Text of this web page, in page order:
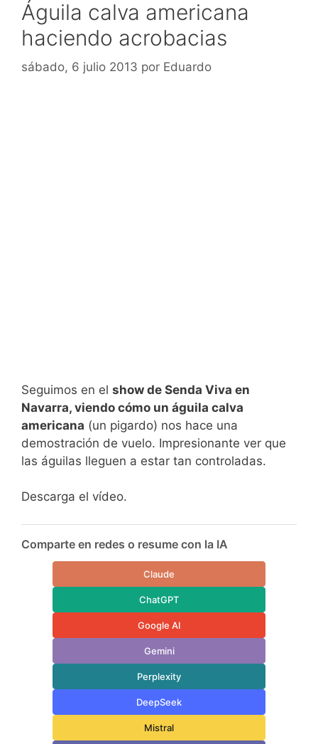
Águila calva americana
haciendo acrobacias
sábado, 6 julio 2013 por Eduardo
Seguimos en el show de Senda Viva en
Navarra, viendo cómo un águila calva
americana (un pigardo) nos hace una
demostración de vuelo. Impresionante ver que
las águilas lleguen a estar tan controladas.
Descarga el vídeo.
Comparte en redes o resume con la IA
Claude
ChatGPT
Google AI
Gemini
Perplexity
DeepSeek
Mistral